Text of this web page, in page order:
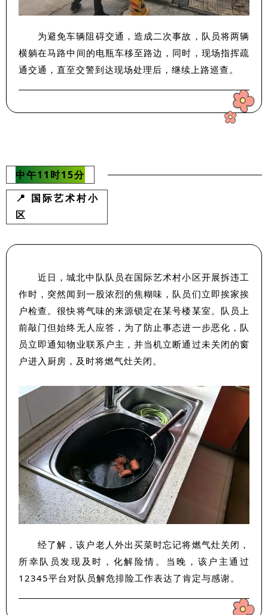
为避免车辆阻碍交通，造成二次事故，队员将两辆
横躺在马路中间的电瓶车移至路边，同时，现场指挥疏
通交通，直至交警到达现场处理后，继续上路巡查。
中午11时15分
📍 国际艺术村小
区
近日，城北中队队员在国际艺术村小区开展拆违工
作时，突然闻到一股浓烈的焦糊味，队员们立即挨家挨
户检查。很快将气味的来源锁定在某号楼某室。队员上
前敲门但始终无人应答，为了防止事态进一步恶化，队
员立即通知物业联系户主，并当机立断通过未关闭的窗
户进入厨房，及时将燃气灶关闭。
经了解，该户老人外出买菜时忘记将燃气灶关闭，
所幸队员发现及时，化解险情。当晚，该户主通过
12345平台对队员解危排险工作表达了肯定与感谢。